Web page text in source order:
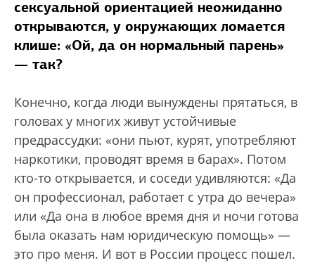
сексуальной ориентацией неожиданно
открываются, у окружающих ломается
клише: «Ой, да он нормальный парень»
— так?
Конечно, когда люди вынуждены прятаться, в
головах у многих живут устойчивые
предрассудки: «они пьют, курят, употребляют
наркотики, проводят время в барах». Потом
кто-то открывается, и соседи удивляются: «Да
он профессионал, работает с утра до вечера»
или «Да она в любое время дня и ночи готова
была оказать нам юридическую помощь» —
это про меня. И вот в России процесс пошел.